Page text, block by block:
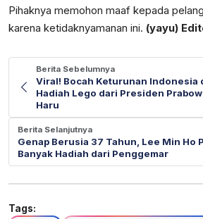
Pihaknya memohon maaf kepada
karena ketidaknyamanan ini. (yayu)
Berita Sebelumnya
Viral! Bocah Keturunan Indonesia
Hadiah Lego dari Presiden
Haru
Berita Selanjutnya
Genap Berusia 37 Tahun, Lee Min Ho
Banyak Hadiah dari Penggemar
Tags: